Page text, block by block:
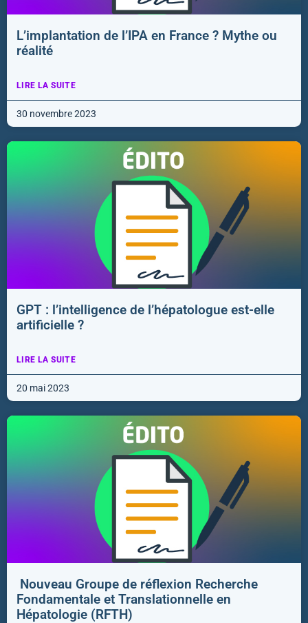
L’implantation de l’IPA en France ? Mythe ou
réalité
LIRE LA SUITE
30 novembre 2023
GPT : l’intelligence de l’hépatologue est-elle
artificielle ?
LIRE LA SUITE
20 mai 2023
Nouveau Groupe de réflexion Recherche
Fondamentale et Translationnelle en
Hépatologie (RFTH)